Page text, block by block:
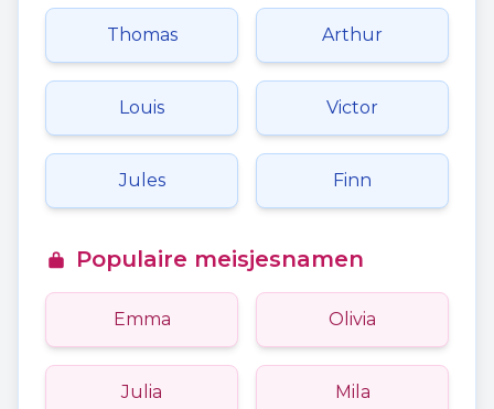
Thomas Arthur
Louis Victor
Jules Finn
Populaire meisjesnamen
Emma Olivia
Julia Mila